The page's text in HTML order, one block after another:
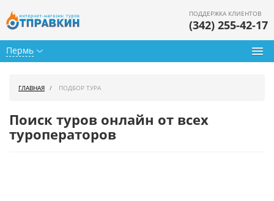
Пермь
ПОДДЕРЖКА КЛИЕНТОВ
(342) 255-42-17
Горящие туры
ГЛАВНАЯ ПОДБОР ТУРА
Поиск туров онлайн от всех
туроператоров